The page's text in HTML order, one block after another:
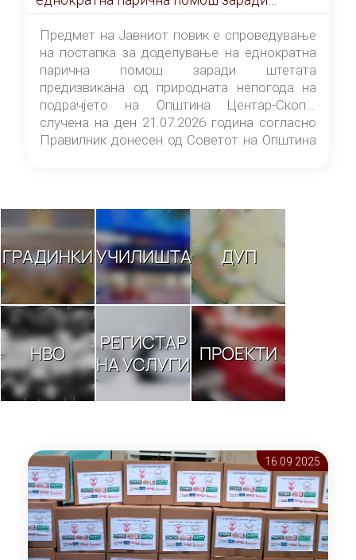
штетата предизвикана од природната
непогода на подрачјето на Општина
Центар-Скопје случена на ден 21.07.2026
година
Предмет на Јавниот повик е спроведување
на постапка за доделување на еднократна
парична помош заради штетата
предизвикана од природната непогода на
подрачјето на Општина Центар-Скопје
случена на ден 21.07.2026 година согласно
Правилник донесен од Советот на Општина
ГРАДИНКИУЧИЛИШТА ДУП
НВО
РЕГИСТАР
НА УСЛУГИ ПРОЕКТИ
16.09 2025